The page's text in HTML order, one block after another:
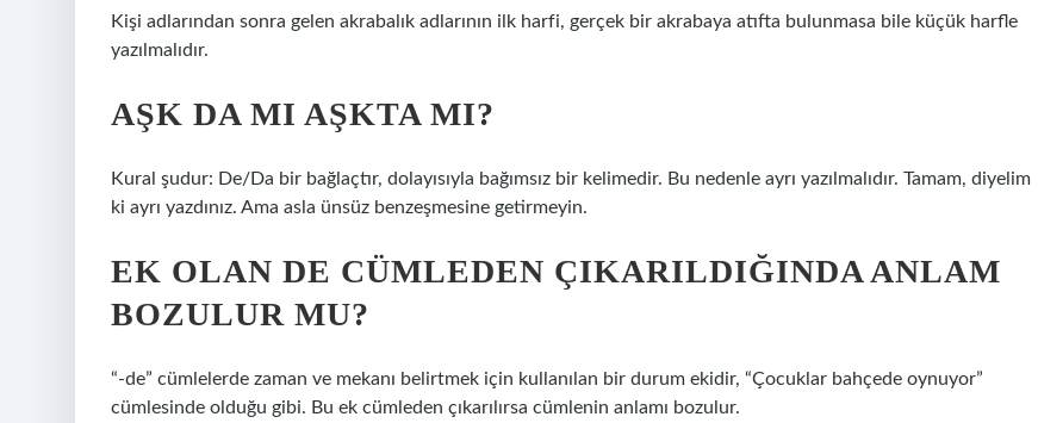
Kişi adlarından sonra gelen akrabalık adlarının ilk harfi, gerçek bir akrabaya atıfta bulunmasa bile küçük harfle
yazılmalıdır.
AŞK DA MI AŞKTA MI?
Kural şudur: De/Da bir bağlaçtır, dolayısıyla bağımsız bir kelimedir. Bu nedenle ayrı yazılmalıdır. Tamam, diyelim
ki ayrı yazdınız. Ama asla ünsüz benzeşmesine getirmeyin.
EK OLAN DE CÜMLEDEN ÇIKARILDIĞINDA ANLAM
BOZULUR MU?
“-de” cümlelerde zaman ve mekanı belirtmek için kullanılan bir durum ekidir, “Çocuklar bahçede oynuyor”
cümlesinde olduğu gibi. Bu ek cümleden çıkarılırsa cümlenin anlamı bozulur.